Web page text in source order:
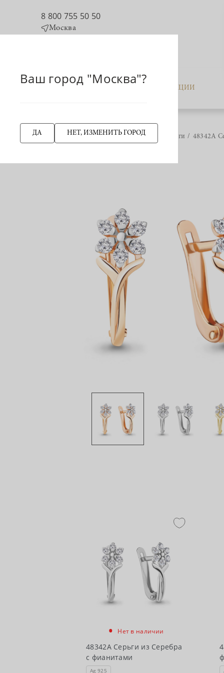
8 800 755 50 50
Москва
КАТАЛОГ АКЦИИ
НАЗАД Главная страница Серьги 48342А
• Нет в наличии
48342А Серьги из Серебра
с фианитами
Ag 925
Ваш город "Москва"?
ДА НЕТ, ИЗМЕНИТЬ ГОРОД